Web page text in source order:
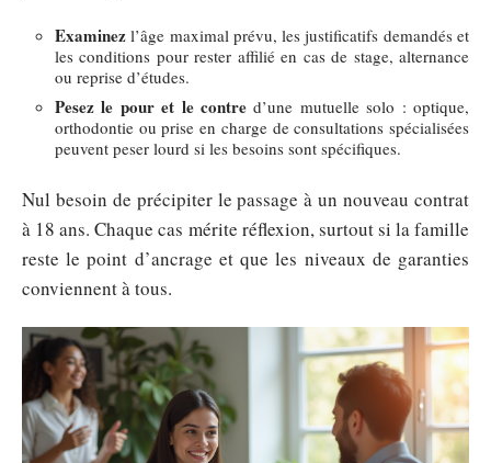
Examinez l’âge maximal prévu, les justificatifs demandés et
les conditions pour rester affilié en cas de stage, alternance
ou reprise d’études.
Pesez le pour et le contre d’une mutuelle solo : optique,
orthodontie ou prise en charge de consultations spécialisées
peuvent peser lourd si les besoins sont spécifiques.
Nul besoin de précipiter le passage à un nouveau contrat
à 18 ans. Chaque cas mérite réflexion, surtout si la famille
reste le point d’ancrage et que les niveaux de garanties
conviennent à tous.